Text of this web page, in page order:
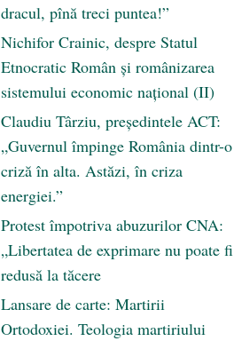
dracul, pînă treci puntea!”
Nichifor Crainic, despre Statul
Etnocratic Român şi românizarea
sistemului economic naţional (II)
Claudiu Târziu, președintele ACT:
„Guvernul împinge România dintr-o
criză în alta. Astăzi, în criza
energiei.”
Protest împotriva abuzurilor CNA:
„Libertatea de exprimare nu poate fi
redusă la tăcere
Lansare de carte: Martirii
Ortodoxiei. Teologia martiriului